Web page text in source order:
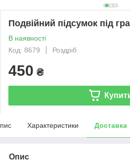
Подвійний підсумок під
В наявності
Код: 8679
Роздріб
450 ₴
Характеристики Доставка
Опис